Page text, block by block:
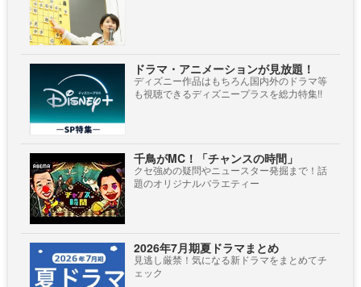
ドラマ・アニメーションが見放題！
ディズニー作品はもちろん国内外のドラマ等
も視聴できるディズニープラスを総力特集!!
千鳥がMC！「チャンスの時間」
クセ強めの疑問やニュースター発掘まで！話
題のオリジナルバラエティー
2026年7月期夏ドラマまとめ
見逃し厳禁！気になる新ドラマをまとめてチ
ェック